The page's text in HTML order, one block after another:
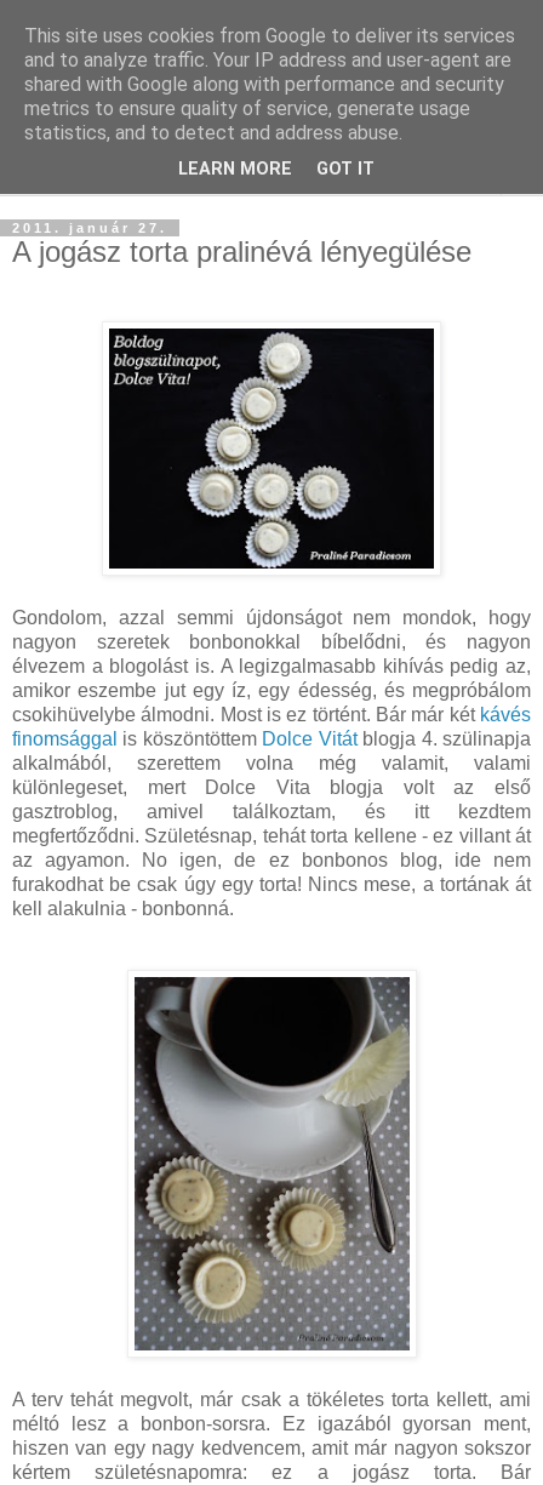
2011. január 27.
A jogász torta pralinévá lényegülése
Gondolom, azzal semmi újdonságot nem mondok, hogy
nagyon szeretek bonbonokkal bíbelődni, és nagyon
élvezem a blogolást is. A legizgalmasabb kihívás pedig az,
amikor eszembe jut egy íz, egy édesség, és megpróbálom
csokihüvelybe álmodni. Most is ez történt. Bár már két kávés
finomsággal is köszöntöttem Dolce Vitátblogja 4. szülinapja
alkalmából, szerettem volna még valamit, valami
különlegeset, mert Dolce Vita blogja volt az első
gasztroblog, amivel találkoztam, és itt kezdtem
megfertőződni. Születésnap, tehát torta kellene - ez villant át
az agyamon. No igen, de ez bonbonos blog, ide nem
furakodhat be csak úgy egy torta! Nincs mese, a tortának át
kell alakulnia - bonbonná.
A terv tehát megvolt, már csak a tökéletes torta kellett, ami
méltó lesz a bonbon-sorsra. Ez igazából gyorsan ment,
hiszen van egy nagy kedvencem, amit már nagyon sokszor
kértem születésnapomra: ez a jogász torta. Bár
This site uses cookies from Google to deliver its services
and to analyze traffic. Your IP address and user-agent are
shared with Google along with performance and security
metrics to ensure quality of service, generate usage
statistics, and to detect and address abuse.
LEARN MORE GOT IT